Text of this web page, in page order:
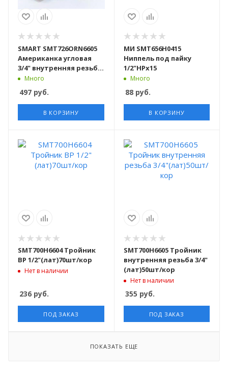
SMART SMT726ORN6605
Американка угловая
3/4" внутренняя резьба
х 3/4" наружняя резьба,
никель, 70 штук в
упаковке
Много
497 руб.
В КОРЗИНУ
МИ SMT656H0415
Ниппель под пайку
1/2"НРх15
Много
88руб.
В КОРЗИНУ
SMT700Н6604 Тройник
ВР 1/2"(лат)70шт/кор
Нет в наличии
236 руб.
ПОД ЗАКАЗ
SMT700Н6605 Тройник
внутренняя резьба 3/4"
(лат)50шт/кор
Нет в наличии
355 руб.
ПОД ЗАКАЗ
ПОКАЗАТЬ ЕЩЕ